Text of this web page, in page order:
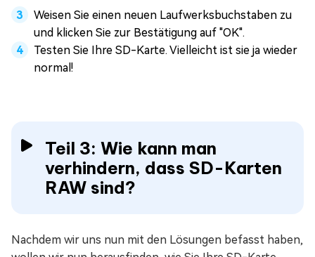
Weisen Sie einen neuen Laufwerksbuchstaben zu
und klicken Sie zur Bestätigung auf "OK".
Testen Sie Ihre SD-Karte. Vielleicht ist sie ja wieder
normal!
Teil 3: Wie kann man
verhindern, dass SD-Karten
RAW sind?
Nachdem wir uns nun mit den Lösungen befasst haben,